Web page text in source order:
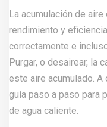
La acumulación de
rendimiento y
correctamente e
Purgar, o desairear, la
este aire acumulado.
guía paso a paso para
de agua caliente.